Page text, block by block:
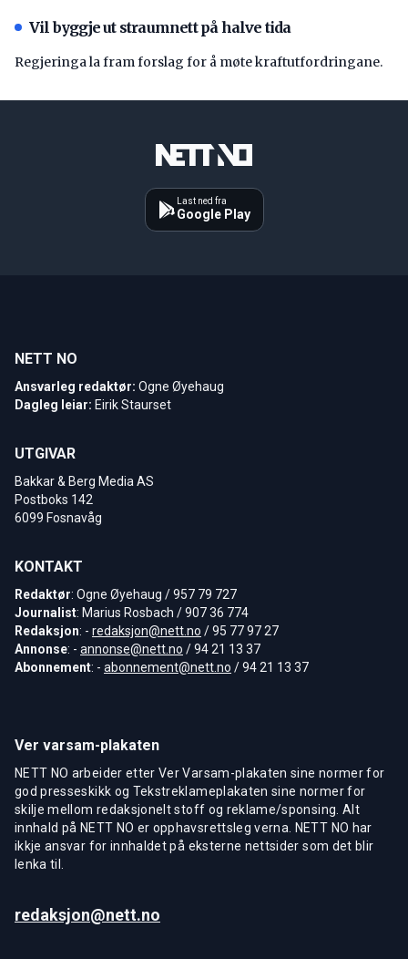
Vil byggje ut straumnett på halve tida
Regjeringa la fram forslag for å møte kraftutfordringane.
Last ned fra
Google Play
NETT NO
Ansvarleg redaktør: Ogne Øyehaug
Dagleg leiar: Eirik Staurset
UTGIVAR
Bakkar & Berg Media AS
Postboks 142
6099 Fosnavåg
KONTAKT
Redaktør: Ogne Øyehaug / 957 79 727
Journalist: Marius Rosbach / 907 36 774
Redaksjon: - redaksjon@nett.no / 95 77 97 27
Annonse: - annonse@nett.no / 94 21 13 37
Abonnement: - abonnement@nett.no / 94 21 13 37
Ver varsam-plakaten
NETT NO arbeider etter Ver Varsam-plakaten sine normer for
god presseskikk og Tekstreklameplakaten sine normer for
skilje mellom redaksjonelt stoff og reklame/sponsing. Alt
innhald på NETT NO er opphavsrettsleg verna. NETT NO har
ikkje ansvar for innhaldet på eksterne nettsider som det blir
lenka til.
redaksjon@nett.no